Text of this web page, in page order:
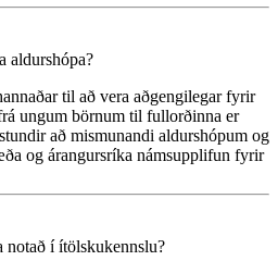
aldurshópa?
til að vera aðgengilegar fyrir
ungum börnum til fullorðinna er
að mismunandi aldurshópum og
og árangursríka námsupplifun fyrir
notað í ítölskukennslu?